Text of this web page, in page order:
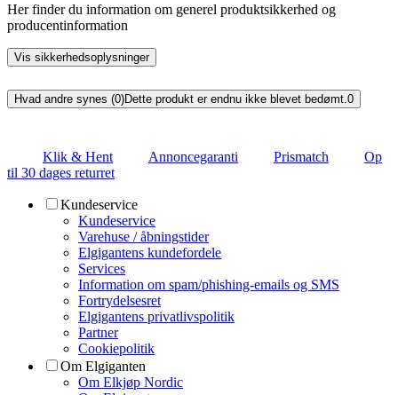
Her finder du information om generel produktsikkerhed og
producentinformation
Vis sikkerhedsoplysninger
Hvad andre synes (0)Dette produkt er endnu ikke blevet bedømt. 0
Klik & Hent Annoncegaranti Prismatch
Op
til 30 dages returret
Kundeservice
Kundeservice
Varehuse / åbningstider
Elgigantens kundefordele
Services
Information om spam/phishing-emails og SMS
Fortrydelsesret
Elgigantens privatlivspolitik
Partner
Cookiepolitik
Om Elgiganten
Om Elkjøp Nordic